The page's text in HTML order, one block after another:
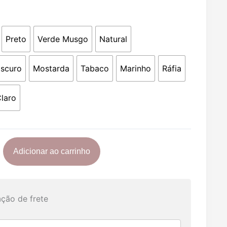
R$24,90
Preto Verde Musgo Natural
Mostarda Tabaco Marinho Ráfia
Adicionar ao carrinho
de frete